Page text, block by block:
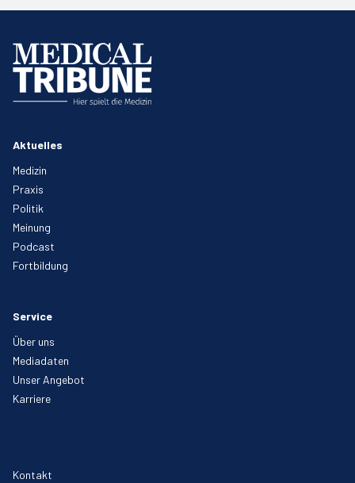
Aktuelles
Medizin
Praxis
Politik
Meinung
Podcast
Fortbildung
Service
Über uns
Mediadaten
Unser Angebot
Karriere
Kontakt